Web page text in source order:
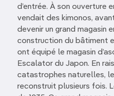
d’entrée. À son ouverture
vendait des kimonos,
devenir un grand magasin
construction du bâtiment
ont équipé le magasin
Escalator du Japon. En
catastrophes naturelles,
reconstruit plusieurs fois.